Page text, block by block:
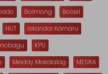
Bolmong
Bolsel
HUT
Iskandar Kamaru
KPU
Meiddy Makalalag
MESRA